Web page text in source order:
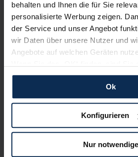
behalten und Ihnen die für Sie
personalisierte Werbung zeigen.
der Service und unser Angebot
wir Daten über unsere Nutzer und
Angebote auf welchen Geräten
und erlauben uns Cookies für
verwenden und diese Daten an
etwa an unsere Marketingpartner.
zustimmen möchten, beschränken
dann nicht auf Sie zuschneiden und
perfekt auf dem Weg zu Ihrem
Ok
Konfigurieren
Nur notwendige
Keine Kosten:Unser Service
kostenfrei
Wir sind stolz auf eine hohe
Neuwagenmarkt in Deutschland.
dadurch ihr Wunschauto zum Top-
bewerten unsere Arbeit positiv.